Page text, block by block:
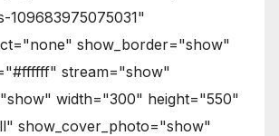
109683975075031"
show_border="show"
stream="show"
width="300" height="550"
show_cover_photo="show"